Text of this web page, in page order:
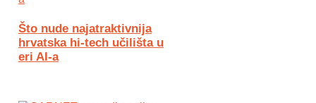
Što nude najatraktivnija
hrvatska hi-tech učilišta u
eri AI-a